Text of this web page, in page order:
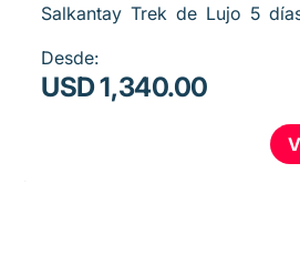
Salkantay Trek de Lujo 5
Humantay, cruza el poderoso
Desde:
USD 1,340.00